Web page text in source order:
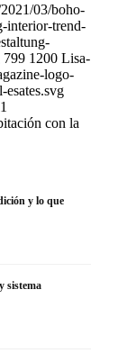
03/boho-
interior-trend-
799 1200 Lisa-
logo-
con la
y lo que
sistema